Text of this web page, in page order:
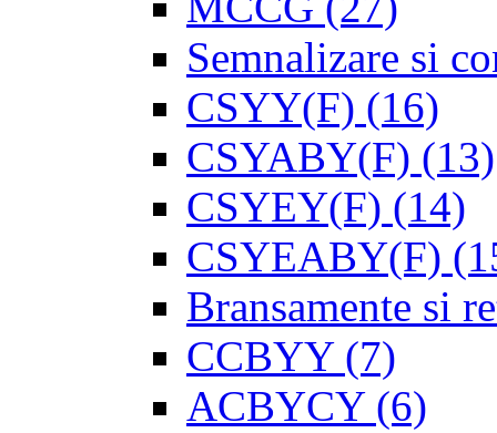
Semnalizare si
CSYY(F) (16)
CSYABY(F) (13)
CSYEY(F) (14)
CSYEABY(F)
Bransamente si
CCBYY(7)
ACBYCY(6)